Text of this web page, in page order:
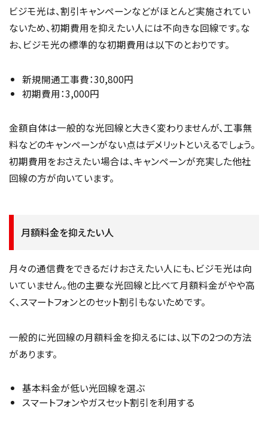
ビジモ光は、割引キャンペーンなどがほとんど実施されてい
ないため、初期費用を抑えたい人には不向きな回線です。な
お、ビジモ光の標準的な初期費用は以下のとおりです。
新規開通工事費：30,800円
初期費用：3,000円
金額自体は一般的な光回線と大きく変わりませんが、工事無
料などのキャンペーンがない点はデメリットといえるでしょう。
初期費用をおさえたい場合は、キャンペーンが充実した他社
回線の方が向いています。
月額料金を抑えたい人
月々の通信費をできるだけおさえたい人にも、ビジモ光は向
いていません。他の主要な光回線と比べて月額料金がやや高
く、スマートフォンとのセット割引もないためです。
一般的に光回線の月額料金を抑えるには、以下の2つの方法
があります。
基本料金が低い光回線を選ぶ
スマートフォンやガスセット割引を利用する